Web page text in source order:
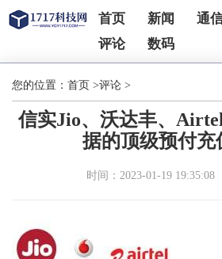
首页 新闻 通
评论
数码
您的位置： 首页 >评论 >
信实Jio、沃达丰、
据的顶级预付充
时间：2023-01-19 19:35:08